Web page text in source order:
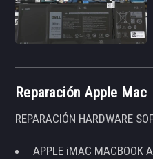
Reparación Apple Mac
REPARACIÓN HARDWARE
APPLE iMAC MACBOOK